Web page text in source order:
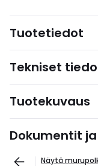
Tuotetiedot
Tekniset
Tuotekuvaus
Dokumentit
Näytä